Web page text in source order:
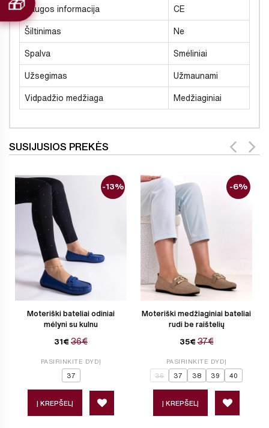
Saugos informacija CE
Šiltinimas Ne
Spalva Smėliniai
Užsegimas Užmaunami
Vidpadžio medžiaga Medžiaginiai
SUSIJUSIOS PREKĖS
Moteriški bateliai odiniai
mėlyni su kulnu
31€ 36€
-13%
PASIRINKITE DYDĮ
37
Į KREPŠELĮ
Moteriški medžiaginiai bateliai
rudi be raištelių
35€ 37€
-6%
PASIRINKITE DYDĮ
36 37 38 39 40
Į KREPŠELĮ